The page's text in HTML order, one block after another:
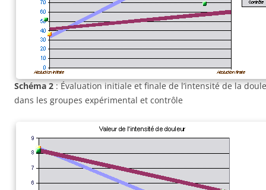
Schéma 2: Évaluation initiale et finale de l’intensité de la
dans les groupes expérimental et contrôle